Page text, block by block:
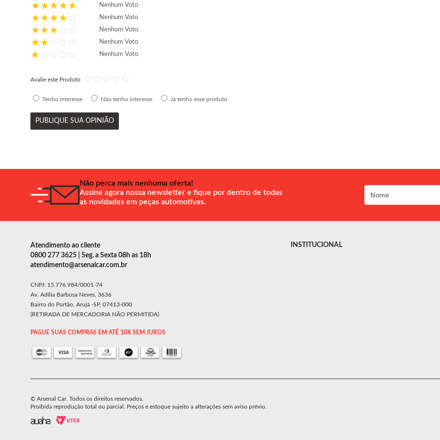
Nenhum Voto
Nenhum Voto
Nenhum Voto
Nenhum Voto
Nenhum Voto
Avalie este Produto
Tenho interesse Não tenho interesse Já tenho esse produto
PUBLIQUE SUA OPINIÃO
Não perca mais nenhuma oferta!
Assine agora nossa newsletter e fique por dentro de todas
as novidades em peças automotivas.
Atendimento ao cliente
0800 277 3625 | Seg. a Sexta 08h as 18h
atendimento@arsenalcar.com.br
CNPJ: 15.776.984/0001-74
Av. Adília Barbosa Neves, 3636
Bairro do Portão, Arujá -SP, 07413-000
(RETIRADA DE MERCADORIA NÃO PERMITIDA)
PAGUE SUAS COMPRAS EM ATÉ 10X SEM JUROS
INSTITUCIONAL
© Arsenal Car. Todos os direitos reservados.
Proibida reprodução total ou parcial. Preços e estoque sujeito a alterações sem aviso prévio.